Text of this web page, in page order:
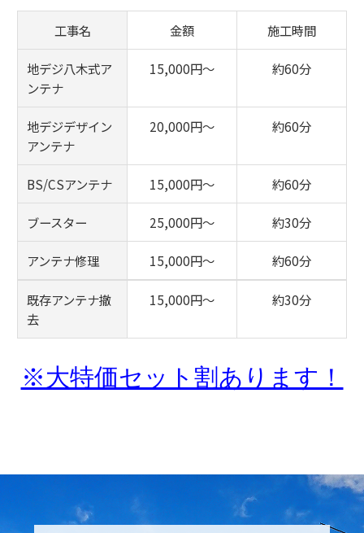
工事名 金額 施工時間
地デジ八木式ア
ンテナ
15,000円〜 約60分
地デジデザイン
アンテナ
20,000円〜 約60分
BS/CSアンテナ 15,000円〜 約60分
ブースター 25,000円〜 約30分
アンテナ修理 15,000円〜 約60分
既存アンテナ撤
去
15,000円〜 約30分
※大特価セット割あります！